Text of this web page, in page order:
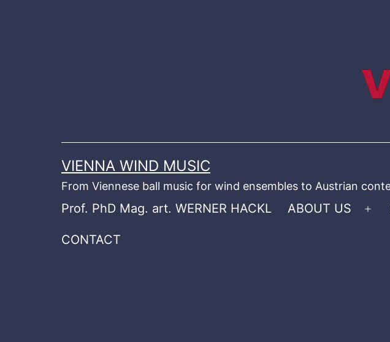
VIENNA WIND MUSIC
From Viennese ball music for wind ensembles to Austrian
Prof. PhD Mag. art. WERNER HACKL ABOUT US
CONTACT